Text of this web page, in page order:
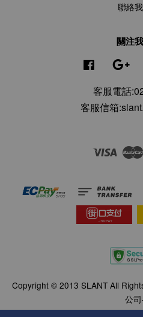
聯絡
關注
Facebook
客服電話
客服信箱
Visa
Copyright © 2013 SLANT All
公